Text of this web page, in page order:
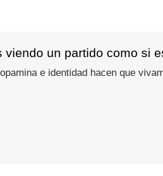
un partido como si
e identidad hacen que